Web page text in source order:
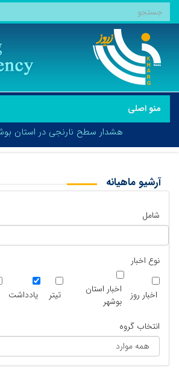
منو اصلی
هشدار سطح نارنجی در استان
آرشیو ماهیانه
شامل
نوع اخبار
اخبار روز
اخبار استان
بوشهر
تیتر یادداشت
انتخاب گروه